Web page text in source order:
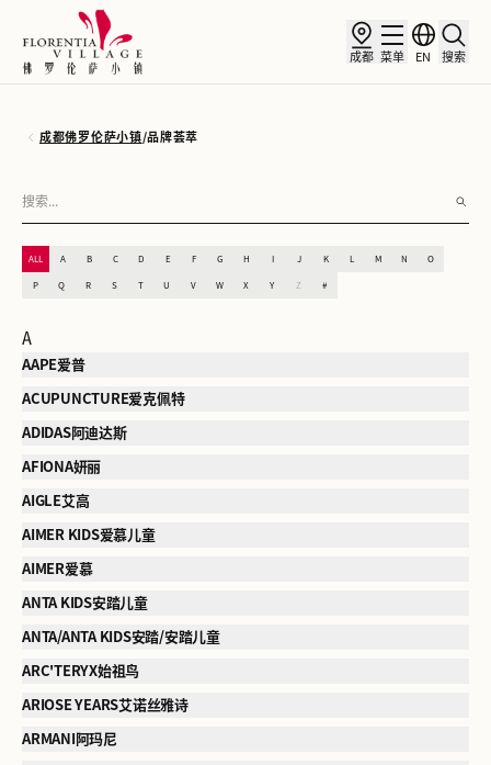
成都 菜单 EN 搜索
成都佛罗伦萨小镇/品牌荟萃
ALL A B C D E F G H K M N O
P Q R S T U V W X Y Z #
A
AAPE爱普
ACUPUNCTURE爱克佩特
ADIDAS阿迪达斯
AFIONA妍丽
AIGLE艾高
AIMER KIDS爱慕儿童
AIMER爱慕
ANTA KIDS安踏儿童
ANTA/ANTA KIDS安踏/安踏儿童
ARC'TERYX始祖鸟
ARIOSE YEARS艾诺丝雅诗
ARMANI阿玛尼